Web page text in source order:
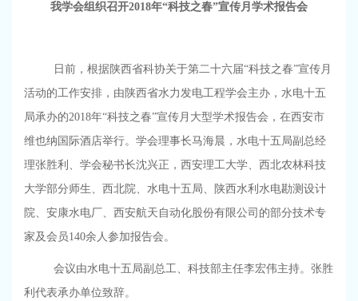
我学会组织召开2018年“科技之春”宣传月学术报告会
日前，根据陕西省科协关于第二十六届“科技之春”宣传月
活动的工作安排，由陕西省水力发电工程学会主办，水电十五
局承办的2018年“科技之春”宣传月大型学术报告会，在西安市
维也纳国际酒店举行。学会理事长马海晨，水电十五局副总经
理张胜利、学会秘书长沈兴正，西安理工大学、西北农林科技
大学部分师生、西北院、水电十五局、陕西水利水电勘测设计
院、安康水电厂、西安航天自动化股份有限公司的部分技术专
家及会员140余人参加报告会。
会议由水电十五局副总工、科技部主任李宏伟主持。张胜
利代表承办单位致辞。